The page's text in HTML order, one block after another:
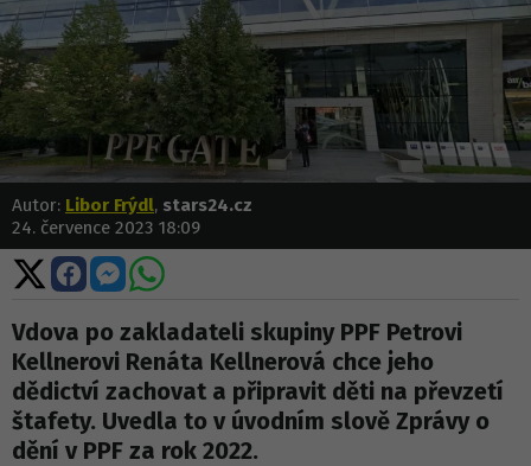
Autor: Libor Frýdl, stars24.cz
24. července 2023 18:09
Sdílet
na
X
Sdílet
na
Facebooku
Sdílet
na
Messengeru
Sdílet
WhatsApp
Vdova po zakladateli skupiny PPF Petrovi
Kellnerovi Renáta Kellnerová chce jeho
dědictví zachovat a připravit děti na převzetí
štafety. Uvedla to v úvodním slově Zprávy o
dění v PPF za rok 2022.